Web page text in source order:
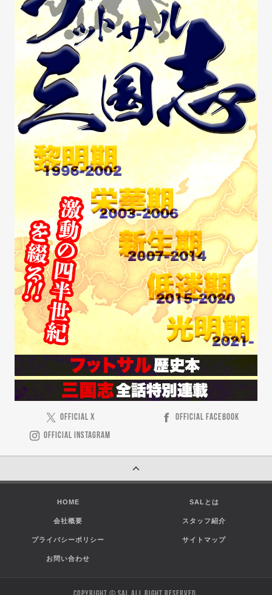
OFFICIAL X
OFFICIAL FACEBOOK
OFFICIAL INSTAGRAM
HOME SALとは
会社概要 スタッフ紹介
プライバシーポリシー サイトマップ
お問い合わせ